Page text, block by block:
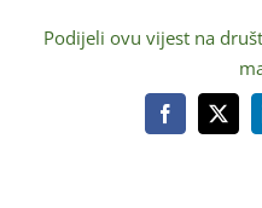
Podijeli ovu vijest na
Facebook
X